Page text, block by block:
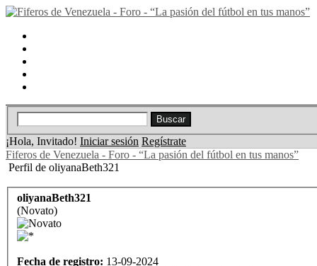
¡Hola, Invitado! Iniciar sesión Regístrate
Fiferos de Venezuela - Foro - “La pasión del fútbol en tus manos”
Perfil de oliyanaBeth321
oliyanaBeth321
(Novato)
Fecha de registro: 13-09-2024